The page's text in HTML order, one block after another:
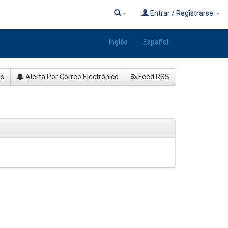
Entrar / Registrarse
Inglés Español
Alerta Por Correo Electrónico Feed RSS